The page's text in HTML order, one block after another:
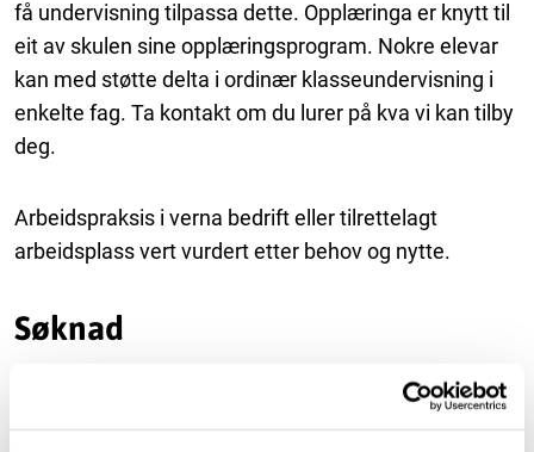
få undervisning tilpassa dette. Opplæringa er knytt til
eit av skulen sine opplæringsprogram. Nokre elevar
kan med støtte delta i ordinær klasseundervisning i
enkelte fag. Ta kontakt om du lurer på kva vi kan tilby
deg.
Arbeidspraksis i verna bedrift eller tilrettelagt
arbeidsplass vert vurdert etter behov og nytte.
Søknad
Du som ønskjer plass i tilrettelagde grupper, må søkja
om plass på særskild grunnlag. Søknadsfristen er 1.